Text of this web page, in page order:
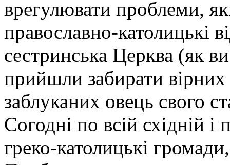
врегулювати проблеми,
православно-католицькі
сестринська Церква (як
прийшли забирати
заблуканих овець свого
Согодні по всій східній і
греко-католицькі